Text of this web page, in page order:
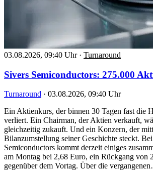
03.08.2026, 09:40 Uhr · Turnaround
Sivers Semiconductors: 275.000
Turnaround · 03.08.2026, 09:40 Uhr
Ein Aktienkurs, der binnen 30 Tagen fast die
verliert. Ein Chairman, der Aktien verkauft,
gleichzeitig zukauft. Und ein Konzern, der
Bilanzumstellung seiner Geschichte steckt.
Semiconductors kommt derzeit einiges
am Montag bei 2,68 Euro, ein Rückgang von
gegenüber dem Vortag. Über die